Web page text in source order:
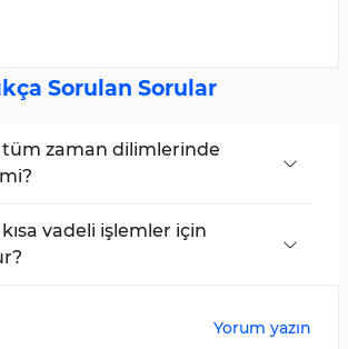
Sorulan Sorular
zaman dilimlerinde
için uygundur.
vadeli işlemler için
Yorum yazın